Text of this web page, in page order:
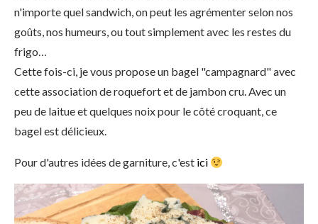
n'importe quel sandwich, on peut les agrémenter selon nos
goûts, nos humeurs, ou tout simplement avec les restes du
frigo…
Cette fois-ci, je vous propose un bagel "campagnard" avec
cette association de roquefort et de jambon cru. Avec un
peu de laitue et quelques noix pour le côté croquant, ce
bagel est délicieux.
Pour d'autres idées de garniture, c'est ici